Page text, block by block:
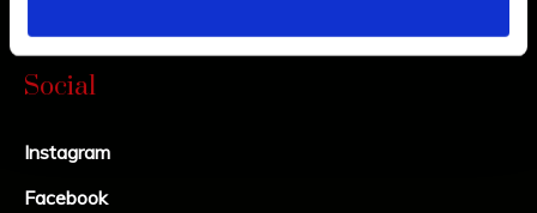
Social
Instagram
Facebook